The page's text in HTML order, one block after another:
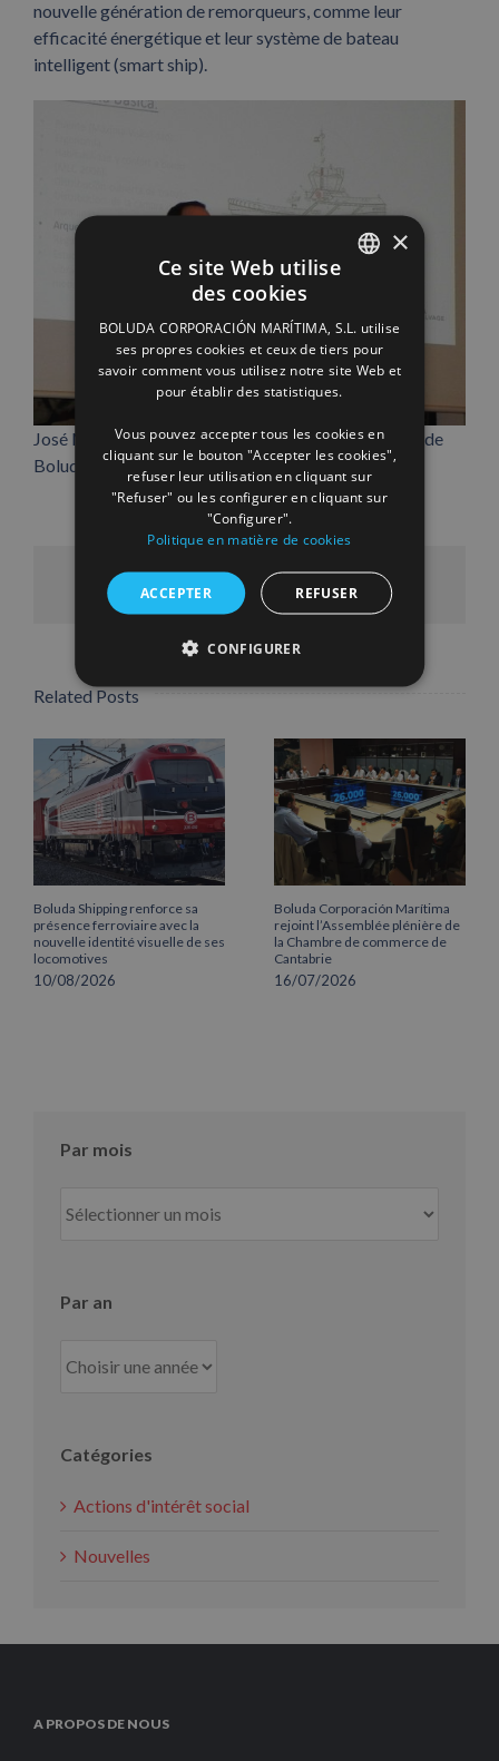
nouvelle génération de remorqueurs, comme leur
efficacité énergétique et leur système de bateau
intelligent (smart ship).
José María Collado, adjoint à la direction technique de
Boluda Towage and Salvage.
LinkedIn Email
Related Posts
Boluda Shipping renforce sa
présence ferroviaire avec la
nouvelle identité visuelle de ses
locomotives
10/08/2026
Boluda Corporación Marítima
rejoint l’Assemblée plénière de
la Chambre de commerce de
Cantabrie
16/07/2026
Par mois
mois
Par an
Catégories
Actions d'intérêt social
Nouvelles
A PROPOS DE NOUS
ENGLISH
FRENCH
×
Ce site Web utilise
des cookies
BOLUDA CORPORACIÓN MARÍTIMA, S.L. utilise
ses propres cookies et ceux de tiers pour
savoir comment vous utilisez notre site Web et
pour établir des statistiques.
Vous pouvez accepter tous les cookies en
cliquant sur le bouton "Accepter les cookies",
refuser leur utilisation en cliquant sur
"Refuser" ou les configurer en cliquant sur
"Configurer".
Politique en matière de cookies
ACCEPTER REFUSER
CONFIGURER